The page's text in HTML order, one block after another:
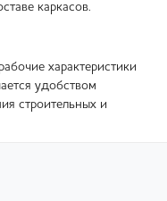
каркасов.
характеристики
удобством
строительных и